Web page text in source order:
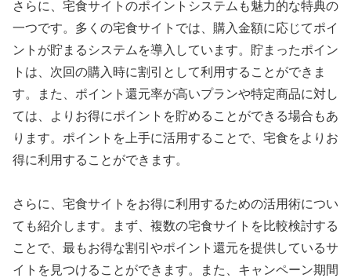
さらに、宅食サイトのポイントシステムも魅力的な特典の
一つです。多くの宅食サイトでは、購入金額に応じてポイ
ントが貯まるシステムを導入しています。貯まったポイン
トは、次回の購入時に割引として利用することができま
す。また、ポイント還元率が高いプランや特定商品に対し
ては、よりお得にポイントを貯めることができる場合もあ
ります。ポイントを上手に活用することで、宅食をよりお
得に利用することができます。
さらに、宅食サイトをお得に利用するための活用術につい
ても紹介します。まず、複数の宅食サイトを比較検討する
ことで、最もお得な割引やポイント還元を提供しているサ
イトを見つけることができます。また、キャンペーン期間